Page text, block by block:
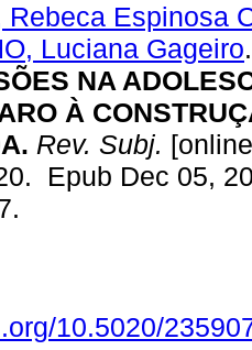
Rebeca Espinosa
Luciana Gageiro.
NA
À
Rev. Subj.
Epub Dec 05,
10.5020/